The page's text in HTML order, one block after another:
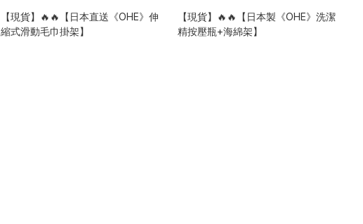
【現貨】🔥🔥【日本直送《OHE》伸
縮式滑動毛巾掛架】
【現貨】🔥🔥【日本製《OHE》洗潔
精按壓瓶+海綿架】